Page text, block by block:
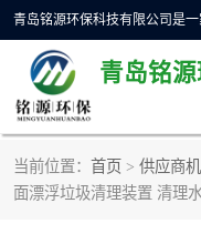
青岛铭
当前位置： 首页 > 供应商机
面漂浮垃圾清理装置 清理
一体化HMPP泵站